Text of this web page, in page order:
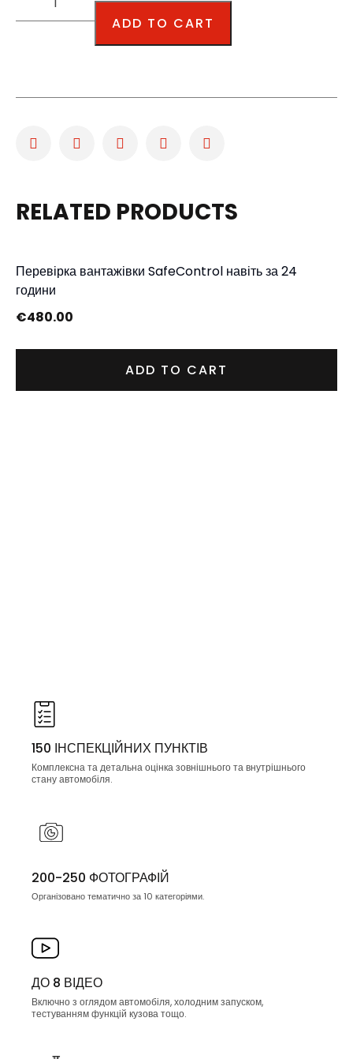
ADD TO CART
RELATED PRODUCTS
Перевірка вантажівки SafeControl навіть за 24
години
€480.00
ADD TO CART
150 ІНСПЕКЦІЙНИХ ПУНКТІВ
Комплексна та детальна оцінка зовнішнього та внутрішнього
стану автомобіля.
200-250 ФОТОГРАФІЙ
Організовано тематично за 10 категоріями.
ДО 8 ВІДЕО
Включно з оглядом автомобіля, холодним запуском,
тестуванням функцій кузова тощо.